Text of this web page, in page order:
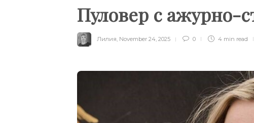
Пуловер с ажурно­-
Лилия, November 24, 2025 0 4 min read